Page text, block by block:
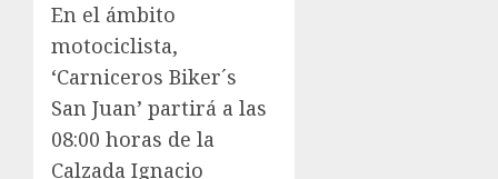
En el ámbito
motociclista,
‘Carniceros Biker´s
San Juan’ partirá a las
08:00 horas de la
Calzada Ignacio